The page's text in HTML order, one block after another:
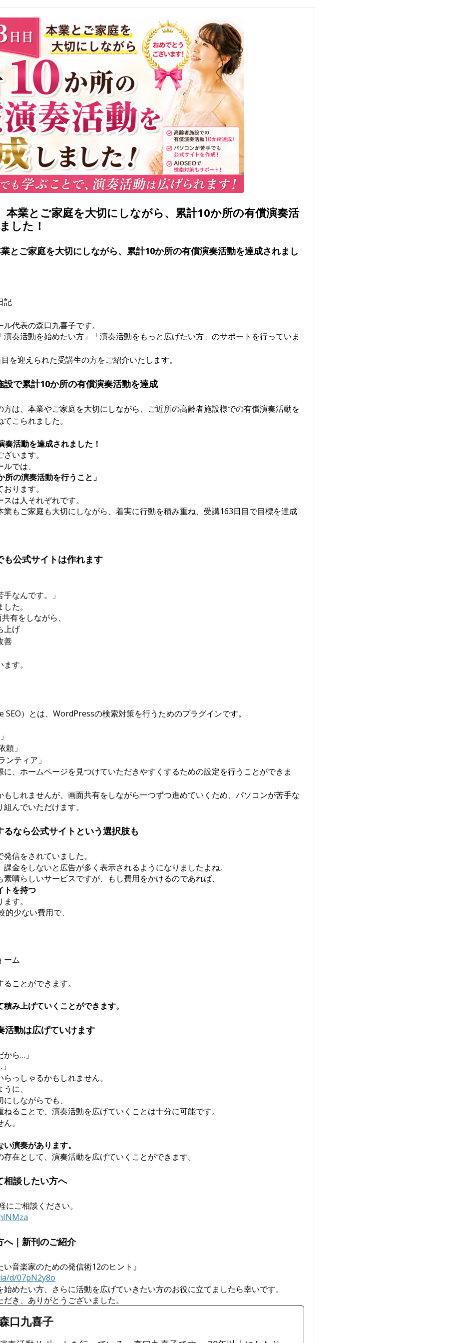
本業とご家庭を大切にしながら、累計10か所の有償演奏活
した！
とご家庭を大切にしながら、累計10か所の有償演奏活動を達成されまし
記
代表の森口九喜子です。
演奏活動を始めたい方」「演奏活動をもっと広げたい方」のサポートを行っていま
を迎えられた受講生の方をご紹介いたします。
設で累計10か所の有償演奏活動を達成
方は、本業やご家庭を大切にしながら、ご近所の高齢者施設様での有償演奏活動を
こられました。
奏活動を達成されました！
います。
では、
所の演奏活動を行うこと」
ります。
は人それぞれです。
業もご家庭も大切にしながら、着実に行動を積み重ね、受講163日目で目標を達成
も公式サイトは作れます
手なんです。」
た。
有をしながら、
上げ
善
す。
SEO）とは、WordPressの検索対策を行うためのプラグインです。
頼」
ンティア」
に、ホームページを見つけていただきやすくするための設定を行うことができま
もしれませんが、画面共有をしながら一つずつ進めていくため、パソコンが苦手な
んでいただけます。
るなら公式サイトという選択肢も
信をされていました。
金をしないと広告が多く表示されるようになりましたよね。
素晴らしいサービスですが、もし費用をかけるのであれば、
トを持つ
す。
少ない費用で、
ーム
ことができます。
み上げていくことができます。
活動は広げていけます
から…」
っしゃるかもしれません。
に、
しながらでも、
ることで、演奏活動を広げていくことは十分に可能です。
。
演奏があります。
在として、演奏活動を広げていくことができます。
相談したい方へ
ご相談ください。
へ｜新刊のご紹介
い音楽家のための発信術12のヒント』
d/07pN2y8o
始めたい方、さらに活動を広げていきたい方のお役に立てましたら幸いです。
き、ありがとうございました。
口九喜子